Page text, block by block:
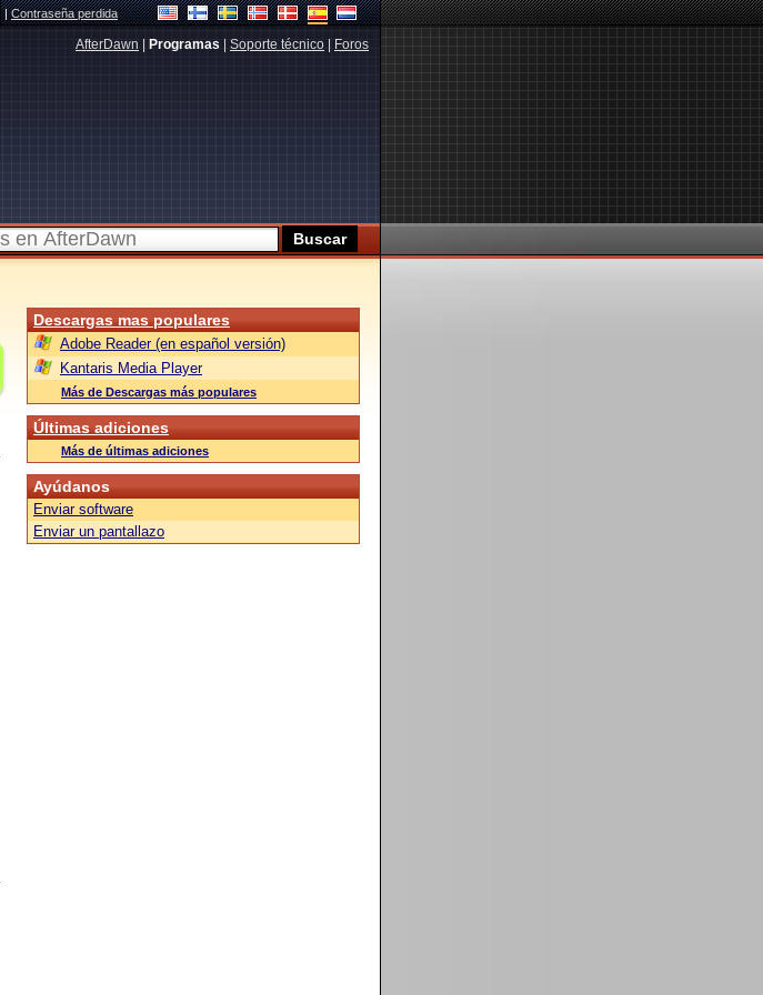
|Contraseña perdida
AfterDawn Programas Soporte técnico Foros
Descargas mas populares
Adobe Reader (en español versión)
Kantaris Media Player
Más de Descargas más populares
Últimas adiciones
Más de últimas adiciones
Ayúdanos
Enviar software
Enviar un pantallazo